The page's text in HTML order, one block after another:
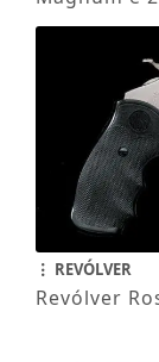
REVÓLVER
Revólver